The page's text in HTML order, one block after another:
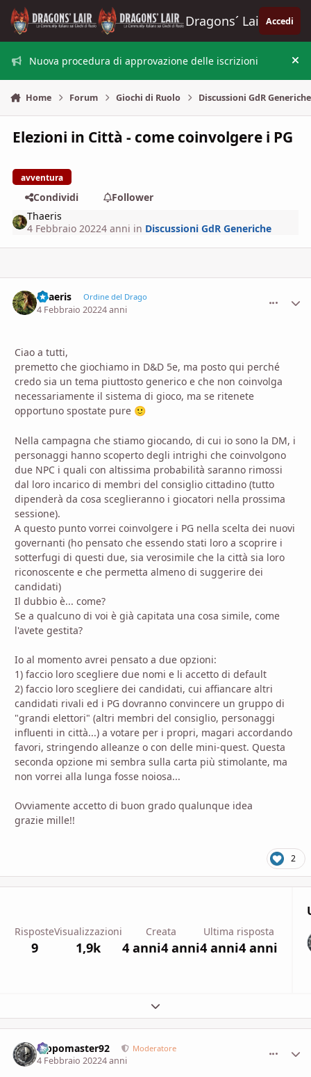
Vai al contenuto
Dragons´ Lair Accedi
Nuova procedura di approvazione delle iscrizioni
Home Forum Giochi di Ruolo Discussioni GdR Generiche
Elezioni in Città - come coinvolgere i PG
avventura
Condividi
Follower
Thaeris
4 Febbraio 20224 anni in Discussioni GdR Generiche
Thaeris Ordine del Drago
4 Febbraio 20224 anni
Ciao a tutti,
premetto che giochiamo in D&D 5e, ma posto qui perché
credo sia un tema piuttosto generico e che non coinvolga
necessariamente il sistema di gioco, ma se ritenete
opportuno spostate pure 🙂
Nella campagna che stiamo giocando, di cui io sono la DM, i
personaggi hanno scoperto degli intrighi che coinvolgono
due NPC i quali con altissima probabilità saranno rimossi
dal loro incarico di membri del consiglio cittadino (tutto
dipenderà da cosa sceglieranno i giocatori nella prossima
sessione).
A questo punto vorrei coinvolgere i PG nella scelta dei nuovi
governanti (ho pensato che essendo stati loro a scoprire i
sotterfugi di questi due, sia verosimile che la città sia loro
riconoscente e che permetta almeno di suggerire dei
candidati)
Il dubbio è... come?
Se a qualcuno di voi è già capitata una cosa simile, come
l'avete gestita?
Io al momento avrei pensato a due opzioni:
1) faccio loro scegliere due nomi e li accetto di default
2) faccio loro scegliere dei candidati, cui affiancare altri
candidati rivali ed i PG dovranno convincere un gruppo di
"grandi elettori" (altri membri del consiglio, personaggi
influenti in città...) a votare per i propri, magari accordando
favori, stringendo alleanze o con delle mini-quest. Questa
seconda opzione mi sembra sulla carta più stimolante, ma
non vorrei alla lunga fosse noiosa...
Ovviamente accetto di buon grado qualunque idea
grazie mille!!
2
Risposte
9
Visualizzazioni
1,9k
Creata
4 anni4 anni
Ultima risposta
4 anni4 anni
Espandi panoramica del topic
Pippomaster92 Moderatore
4 Febbraio 20224 anni